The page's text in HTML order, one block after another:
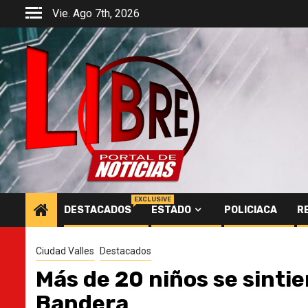
Saltar
contenido
Vie. Ago 7th, 2026
DESTACADOS
EXCLUSIVE
ESTADO POLICIACA
Ciudad Valles Destacados
Más de 20 niños se